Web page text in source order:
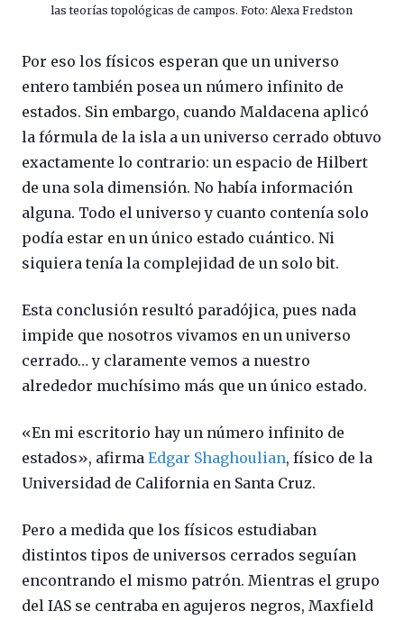
las teorías topológicas de campos. Foto: Alexa Fredston
Por eso los físicos esperan que un universo
entero también posea un número infinito de
estados. Sin embargo, cuando Maldacena aplicó
la fórmula de la isla a un universo cerrado obtuvo
exactamente lo contrario: un espacio de Hilbert
de una sola dimensión. No había información
alguna. Todo el universo y cuanto contenía solo
podía estar en un único estado cuántico. Ni
siquiera tenía la complejidad de un solo bit.
Esta conclusión resultó paradójica, pues nada
impide que nosotros vivamos en un universo
cerrado… y claramente vemos a nuestro
alrededor muchísimo más que un único estado.
«En mi escritorio hay un número infinito de
estados», afirma Edgar Shaghoulian, físico de la
Universidad de California en Santa Cruz.
Pero a medida que los físicos estudiaban
distintos tipos de universos cerrados seguían
encontrando el mismo patrón. Mientras el grupo
del IAS se centraba en agujeros negros, Maxfield